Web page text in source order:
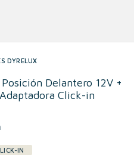
DYRELUX
Delantero 12V +
Click-in
IN